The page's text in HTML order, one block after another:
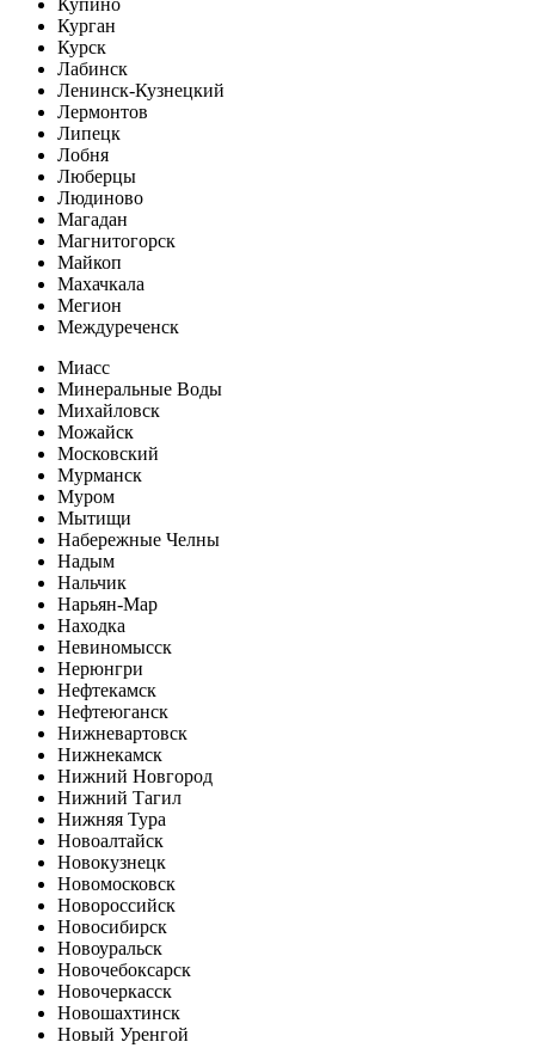
Курган
Курск
Лабинск
Ленинск-Кузнецкий
Лермонтов
Липецк
Лобня
Люберцы
Людиново
Магадан
Магнитогорск
Майкоп
Махачкала
Мегион
Междуреченск
Миасс
Минеральные Воды
Михайловск
Можайск
Московский
Мурманск
Муром
Мытищи
Набережные Челны
Надым
Нальчик
Нарьян-Мар
Находка
Невиномысск
Нерюнгри
Нефтекамск
Нефтеюганск
Нижневартовск
Нижнекамск
Нижний Новгород
Нижний Тагил
Нижняя Тура
Новоалтайск
Новокузнецк
Новомосковск
Новороссийск
Новосибирск
Новоуральск
Новочебоксарск
Новочеркасск
Новошахтинск
Новый Уренгой